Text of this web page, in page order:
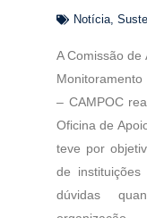
Notícia ,
A Comissão de
– CAMPOC
Oficina de
teve por
de
dúvidas